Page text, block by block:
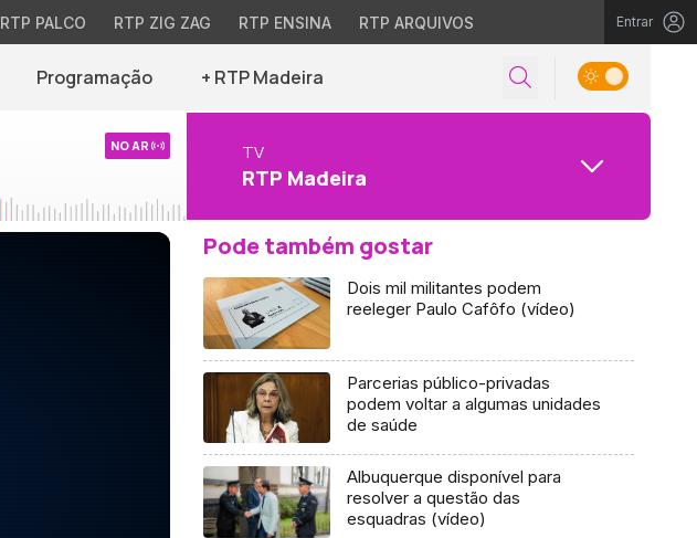
RTP PALCO RTP ZIG ZAG RTP ENSINA RTP ARQUIVOS Entrar
Programação + RTP Madeira
NO AR TV
RTP Madeira
Pode também gostar
Dois mil militantes podem
reeleger Paulo Cafôfo (vídeo)
Parcerias público-privadas
podem voltar a algumas unidades
de saúde
Albuquerque disponível para
resolver a questão das
esquadras (vídeo)